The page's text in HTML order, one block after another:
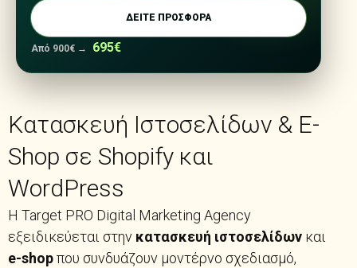
ΔΕΙΤΕ ΠΡΟΣΦΟΡΑ
Από 900€ → 695€
Κατασκευή Ιστοσελίδων & E-
Shop σε Shopify και
WordPress
Η Target PRO Digital Marketing Agency
εξειδικεύεται στην κατασκευή ιστοσελίδων και
e-shopπου συνδυάζουν μοντέρνο σχεδιασμό,